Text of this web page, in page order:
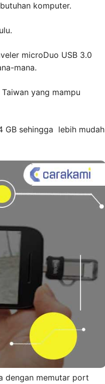
komputer.
microDuo USB 3.0
mana.
yang mampu
GB sehingga lebih mudah
dengan memutar port